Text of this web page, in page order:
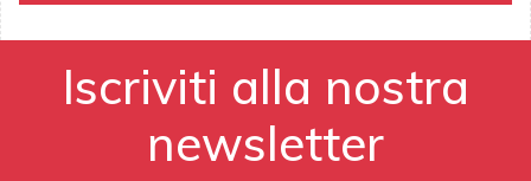
Iscriviti alla nostra
newsletter